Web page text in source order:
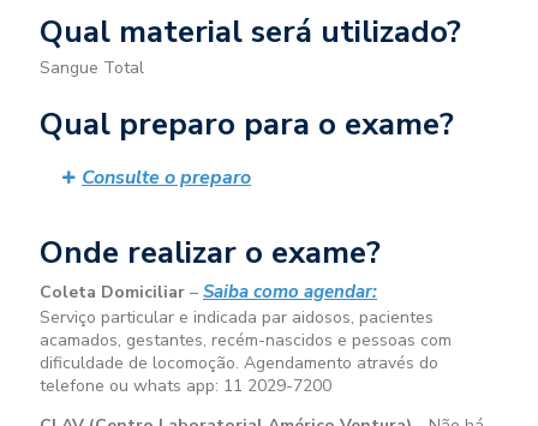
Qual material será utilizado?
Sangue Total
Qual preparo para o exame?
Consulte o preparo
Onde realizar o exame?
Coleta Domiciliar – Saiba como agendar:
Serviço particular e indicada par aidosos, pacientes
acamados, gestantes, recém-nascidos e pessoas com
dificuldade de locomoção. Agendamento através do
telefone ou whats app: 11 2029-7200